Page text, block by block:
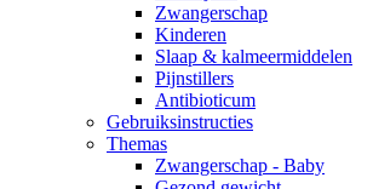
Zwangerschap
Kinderen
Slaap & kalmeermiddelen
Pijnstillers
Antibioticum
Gebruiksinstructies
Themas
Zwangerschap - Baby